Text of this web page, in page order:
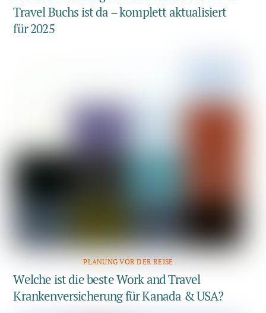
Travel Buchs ist da – komplett aktualisiert
für 2025
PLANUNG VOR DER REISE
Welche ist die beste Work and Travel
Krankenversicherung für Kanada & USA?